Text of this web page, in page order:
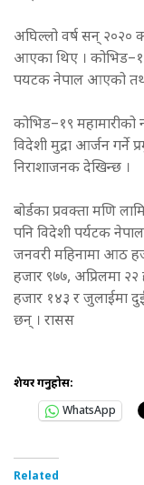
अघिल्लो वर्ष सन् २०२०
आएका थिए ।
पयटक नेपाल आएको
कोभिड–१९ महामारीको
विदेशी मुद्रा आर्जन गर्ने
निराशाजनक देखिन्छ ।
बोर्डका प्रवक्ता मणि
पनि विदेशी पर्यटक
जनवरी महिनामा आठ
हजार ९७७, अप्रिलमा
हजार १४३ र जुलाईमा
छन् । रासस
शेयर गर्नुहोस:
WhatsApp
Related